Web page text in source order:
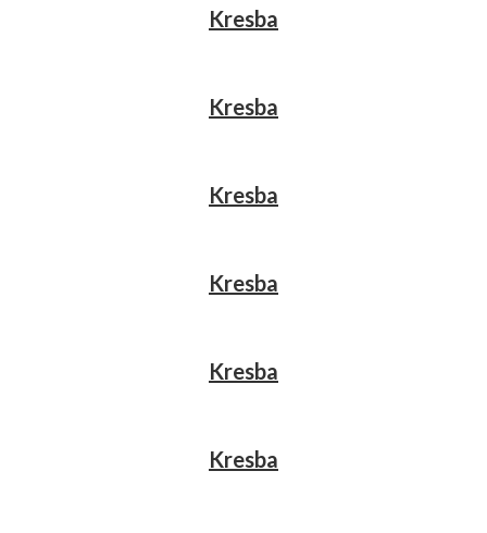
Kresba
Kresba
Kresba
Kresba
Kresba
Kresba